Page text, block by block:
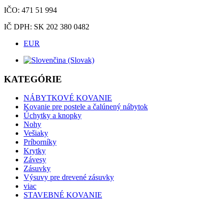
IČO: 471 51 994
IČ DPH: SK 202 380 0482
EUR
KATEGÓRIE
NÁBYTKOVÉ KOVANIE
Kovanie pre postele a čalúnený nábytok
Úchytky a knopky
Nohy
Vešiaky
Príborníky
Krytky
Závesy
Zásuvky
Výsuvy pre drevené zásuvky
viac
STAVEBNÉ KOVANIE